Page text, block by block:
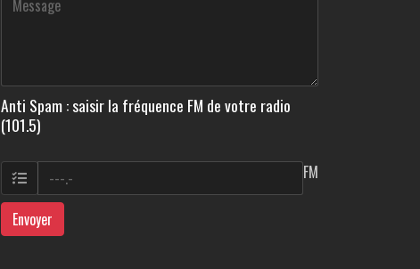
Anti Spam : saisir la fréquence FM de votre radio
(101.5)
FM
Envoyer